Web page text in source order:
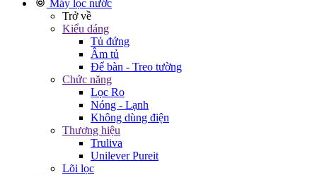
Máy lọc nước
Trở về
Kiểu dáng
Tủ đứng
Âm tủ
Để bàn - Treo tường
Chức năng
Lọc Ro
Nóng - Lạnh
Không dùng điện
Thương hiệu
Truliva
Unilever Pureit
Lõi lọc